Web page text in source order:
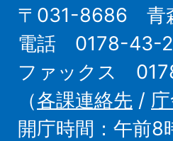
〒031-8686 青
電話 0178-43-
ファックス
（各課連絡先 /
開庁時間：午前8